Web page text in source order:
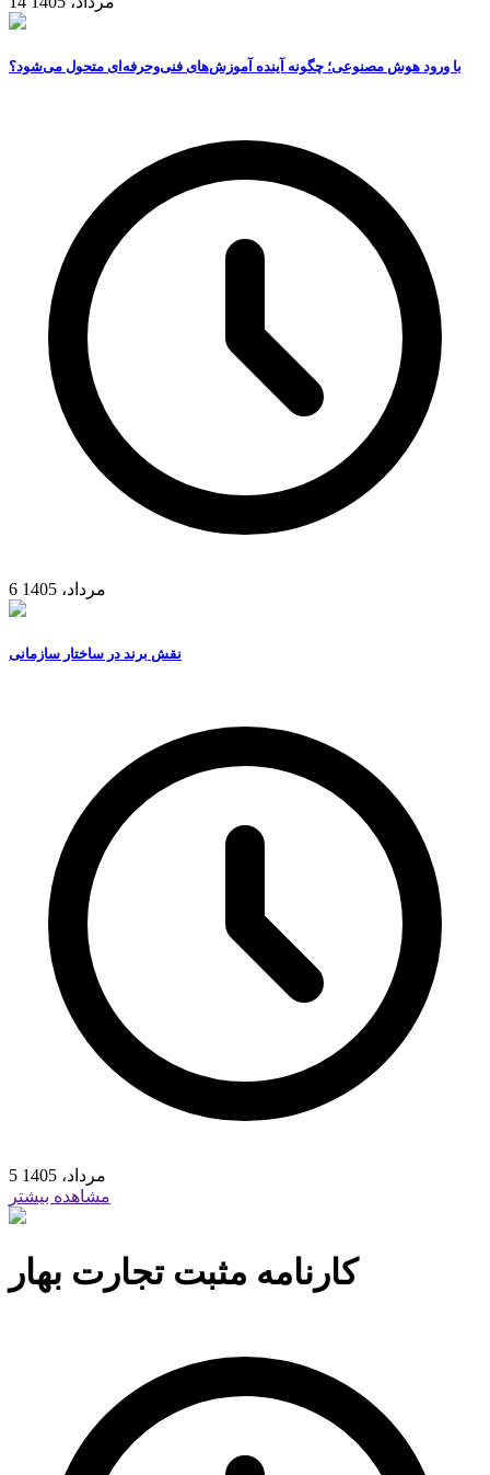
با ورود هوش مصنوعی؛ چگونه آینده آموزش‌های فنی‌وحرفه‌ای متحول می‌شود؟
6 مرداد، 1405
نقش برند در ساختار سازمانی
5 مرداد، 1405
مشاهده بیشتر
کارنامه مثبت تجارت بهار